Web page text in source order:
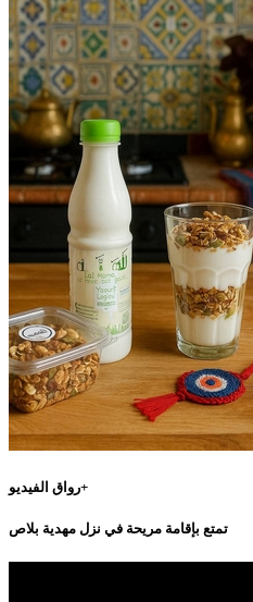
رواق الفيديو+
تمتع بإقامة مريحة في نزل مهدية بلاص